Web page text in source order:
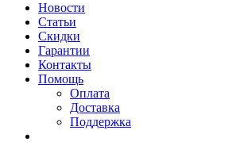
Новости
Статьи
Скидки
Гарантии
Контакты
Помощь
Оплата
Доставка
Поддержка